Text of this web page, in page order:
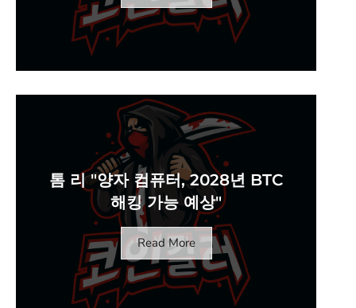
톰 리 "양자 컴퓨터, 2028년 BTC
해킹 가능 예상"
Read More